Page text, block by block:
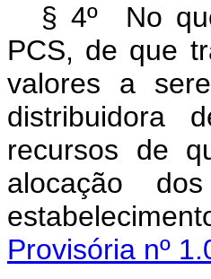
§ 4º No
PCS, de que
valores a
distribuidora
recursos de
alocação
Provisória nº